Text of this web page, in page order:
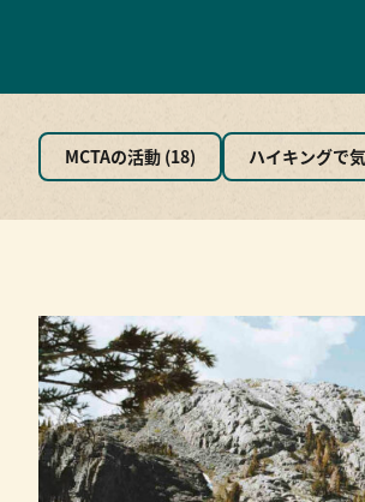
MCTAの活動 (18) ハイキングで